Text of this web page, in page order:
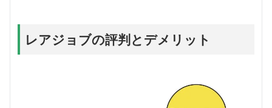
レアジョブの評判とデメリット